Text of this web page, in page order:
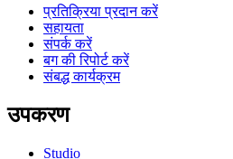
प्रतिक्रिया प्रदान करें
सहायता
संपर्क करें
बग की रिपोर्ट करें
संबद्ध कार्यक्रम
उपकरण
Studio